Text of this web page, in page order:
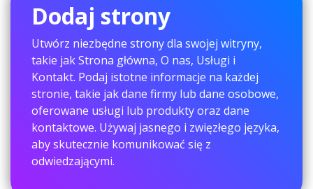
Dodaj strony
Utwórz niezbędne strony dla swojej witryny,
takie jak Strona główna, O nas, Usługi i
Kontakt. Podaj istotne informacje na każdej
stronie, takie jak dane firmy lub dane osobowe,
oferowane usługi lub produkty oraz dane
kontaktowe. Używaj jasnego i zwięzłego języka,
aby skutecznie komunikować się z
odwiedzającymi.